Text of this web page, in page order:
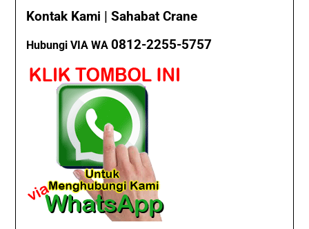
Kontak Kami | Sahabat Crane
Hubungi VIA WA0812-2255-5757